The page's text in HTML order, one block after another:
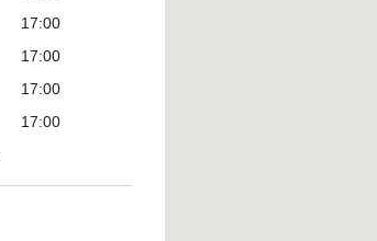
17:00
17:00
17:00
17:00